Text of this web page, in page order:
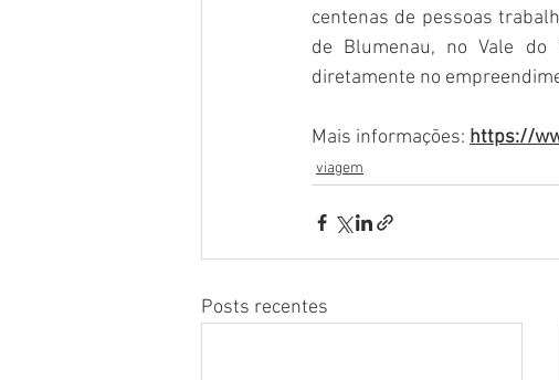
centenas de pessoas
de Blumenau, no Vale do
diretamente no
Mais informações: https://
viagem
Posts recentes